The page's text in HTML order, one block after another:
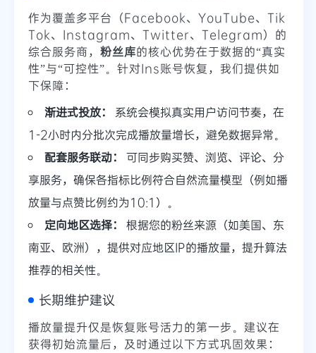
作为覆盖多平台（Facebook、YouTube、Tik
Tok、Instagram、Twitter、Telegram）的
综合服务商， 粉丝库的核心优势在于数据的“真实
性”与“可控性”。针对Ins账号恢复，我们提供如
下保障：
渐进式投放：
系统会模拟真实用户访问节奏，在
1-2小时内分批次完成播放量增长，避免数据异常。
配套服务联动：
可同步购买赞、浏览、评论、分
享服务，确保各指标比例符合自然流量模型（例如播
放量与点赞比例约为10:1）。
定向地区选择：
根据您的粉丝来源（如美国、东
南亚、欧洲），提供对应地区IP的播放量，提升算法
推荐的相关性。
长期维护建议
播放量提升仅是恢复账号活力的第一步。建议在
获得初始流量后，及时通过以下方式巩固效果：